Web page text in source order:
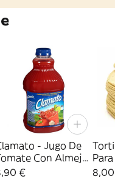
- Jugo De
Con Almeja
Ml)
€